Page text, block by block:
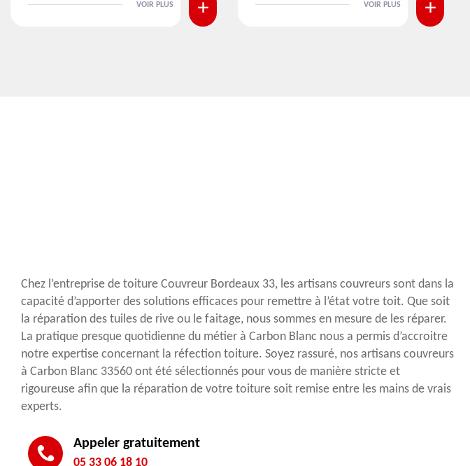
VOIR PLUS VOIR PLUS
Chez l’entreprise de toiture Couvreur Bordeaux 33, les artisans couvreurs sont dans la
capacité d’apporter des solutions efficaces pour remettre à l’état votre toit. Que soit
la réparation des tuiles de rive ou le faitage, nous sommes en mesure de les réparer.
La pratique presque quotidienne du métier à Carbon Blanc nous a permis d’accroitre
notre expertise concernant la réfection toiture. Soyez rassuré, nos artisans couvreurs
à Carbon Blanc 33560 ont été sélectionnés pour vous de manière stricte et
rigoureuse afin que la réparation de votre toiture soit remise entre les mains de vrais
experts.
Appeler gratuitement
05 33 06 18 10